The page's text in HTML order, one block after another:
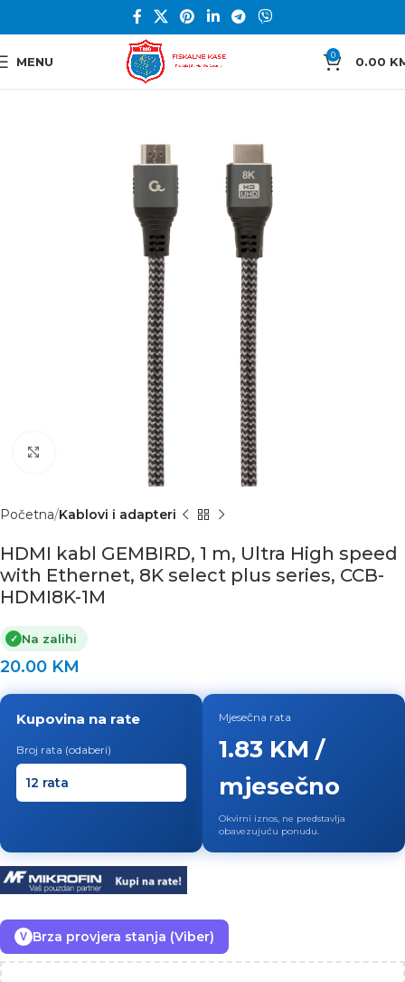
MENU 0 0.00
Click to enlarge
Početna Kablovi i adapteri
HDMI kabl GEMBIRD, 1 m, Ultra High speed
with Ethernet, 8K select plus series, CCB-
HDMI8K-1M
✓ Na zalihi
20.00 KM
Kupovina na rate
Broj rata (odaberi)
Mjesečna rata
1.83 KM /
mjesečno
Okvirni iznos, ne predstavlja
obavezujuću ponudu.
V Brza provjera stanja (Viber)